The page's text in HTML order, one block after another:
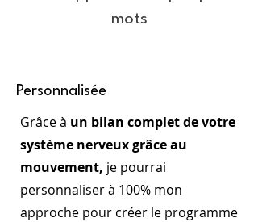
mots
Personnalisée
Grâce à un bilan complet de votre
système nerveux grâce au
mouvement, je pourrai
personnaliser à 100% mon
approche pour créer le programme